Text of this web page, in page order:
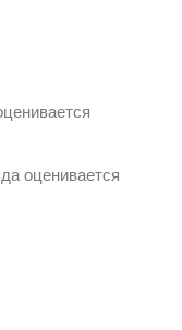
оценивается